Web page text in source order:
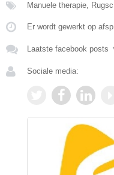
Manuele therapie,
Er wordt gewerkt op
Laatste facebook posts
Sociale media: